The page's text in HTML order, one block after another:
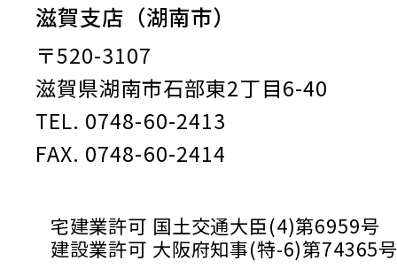
滋賀支店（湖南市）
〒520-3107
滋賀県湖南市石部東2丁目6-40
TEL. 0748-60-2413
FAX. 0748-60-2414
宅建業許可 国土交通大臣(4)第6959号
建設業許可 大阪府知事(特-6)第74365